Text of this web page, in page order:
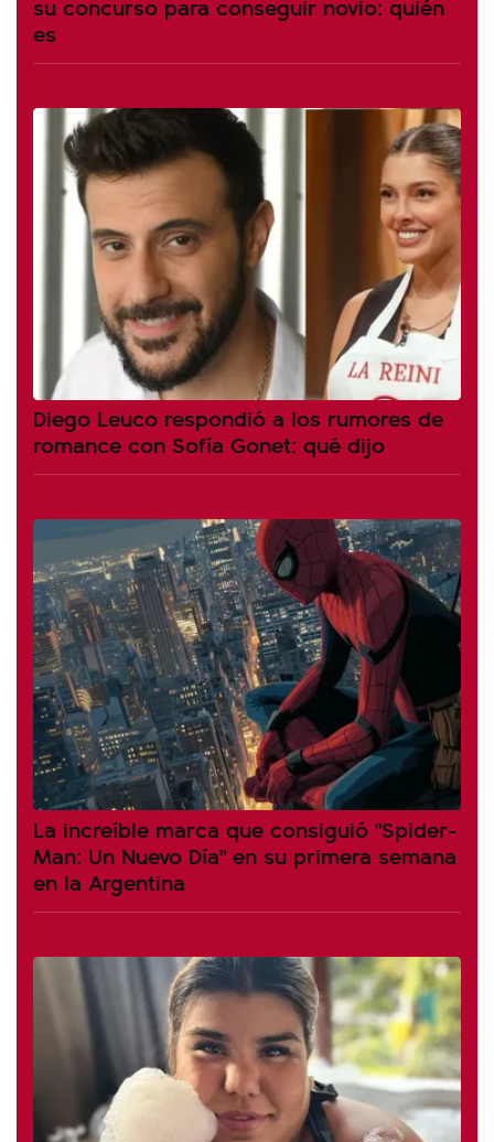
es
Diego Leuco respondió a los rumores de
romance con Sofía Gonet: qué dijo
La increíble marca que consiguió "Spider-
Man: Un Nuevo Día" en su primera semana
en la Argentina